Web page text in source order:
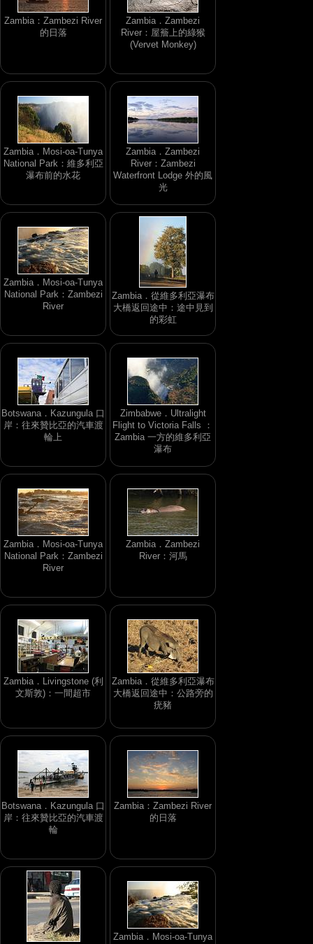
Zambia：Zambezi River
的日落
Zambia．Zambezi
River：屋簷上的綠猴
(Vervet Monkey)
Zambia．Mosi-oa-Tunya
National Park：維多利亞
瀑布前的水花
Zambia．Zambezi
River：Zambezi
Waterfront Lodge 外的風
光
Zambia．Mosi-oa-Tunya
National Park：Zambezi
River
Zambia．從維多利亞瀑布
大橋返回途中：途中見到
的彩虹
Botswana．Kazungula 口
岸：往來贊比亞的汽車渡
輪上
Zimbabwe．Ultralight
Flight to Victoria Falls ：
Zambia 一方的維多利亞
瀑布
Zambia．Mosi-oa-Tunya
National Park：Zambezi
River
Zambia．Zambezi
River：河馬
Zambia．Livingstone (利
文斯敦)：一間超市
Zambia．從維多利亞瀑布
大橋返回途中：公路旁的
疣豬
Botswana．Kazungula 口
岸：往來贊比亞的汽車渡
輪
Zambia：Zambezi River
的日落
Zambia．Mosi-oa-Tunya